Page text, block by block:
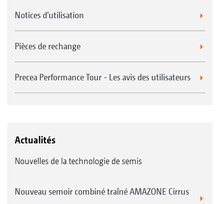
Notices d'utilisation
Pièces de rechange
Precea Performance Tour - Les avis des utilisateurs
Actualités
Nouvelles de la technologie de semis
Nouveau semoir combiné traîné AMAZONE Cirrus